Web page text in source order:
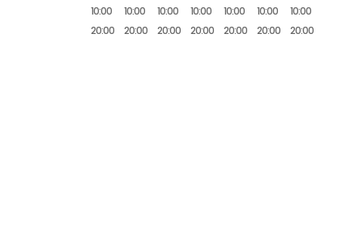
10:00
20:00
10:00
20:00
10:00
20:00
10:00
20:00
10:00
20:00
10:00
20:00
10:00
20:00